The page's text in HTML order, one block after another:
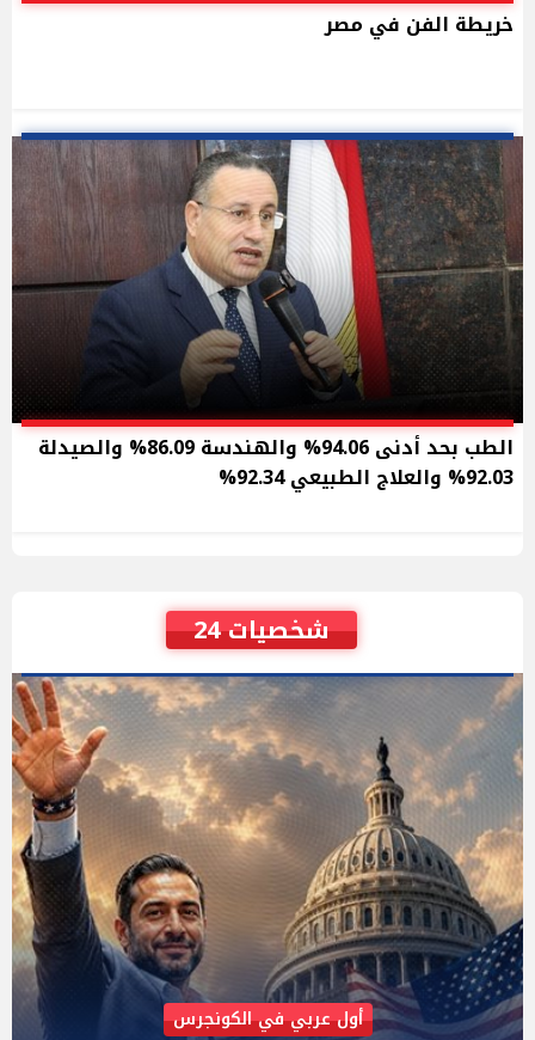
خريطة الفن في مصر
الطب بحد أدنى 94.06% والهندسة 86.09% والصيدلة
92.03% والعلاج الطبيعي 92.34%
شخصيات 24
AIPAC رصدت 30 مليون دولار لإضعافه